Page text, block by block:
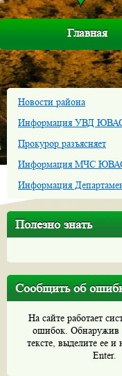
Главная
Новости района
Информация УВД
Прокурор разъясняет
Информация МЧС
Информация
Полезно знать
Сообщить об
На сайте работает
ошибок. Обнаружив
тексте, выделите ее
Enter.